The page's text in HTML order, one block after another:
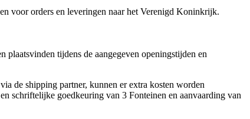
voor orders en leveringen naar het Verenigd Koninkrijk.
tijdens de aangegeven openingstijden en
de shipping partner, kunnen er extra kosten worden
schriftelijke goedkeuring van 3 Fonteinen en aanvaarding van